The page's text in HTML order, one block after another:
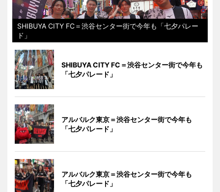
SHIBUYA CITY FC＝渋谷センター街で今年も「七夕パレー
ド」
SHIBUYA CITY FC＝渋谷センター街で今年も
「七夕パレード」
アルバルク東京＝渋谷センター街で今年も
「七夕パレード」
アルバルク東京＝渋谷センター街で今年も
「七夕パレード」